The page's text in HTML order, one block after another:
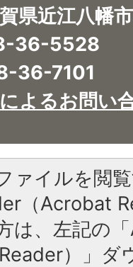
県近江八幡
36-5528
36-7101
よるお問い
ァイルを閲
（Acrobat
は、左記の
）」ダ